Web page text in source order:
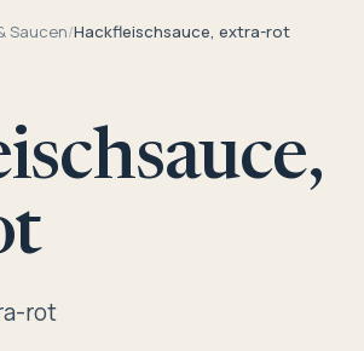
Saucen/Hackfleischsauce, extra-rot
rot